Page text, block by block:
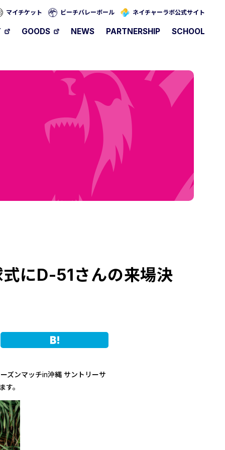
GOODS NEWS PARTNERSHIP SCHOOL
マイチケット ビーチバレーボール ネイチャーラボ公式サイト
にD-51さんの来場決
Hatena
ズンマッチin沖縄 サントリーサ
す。